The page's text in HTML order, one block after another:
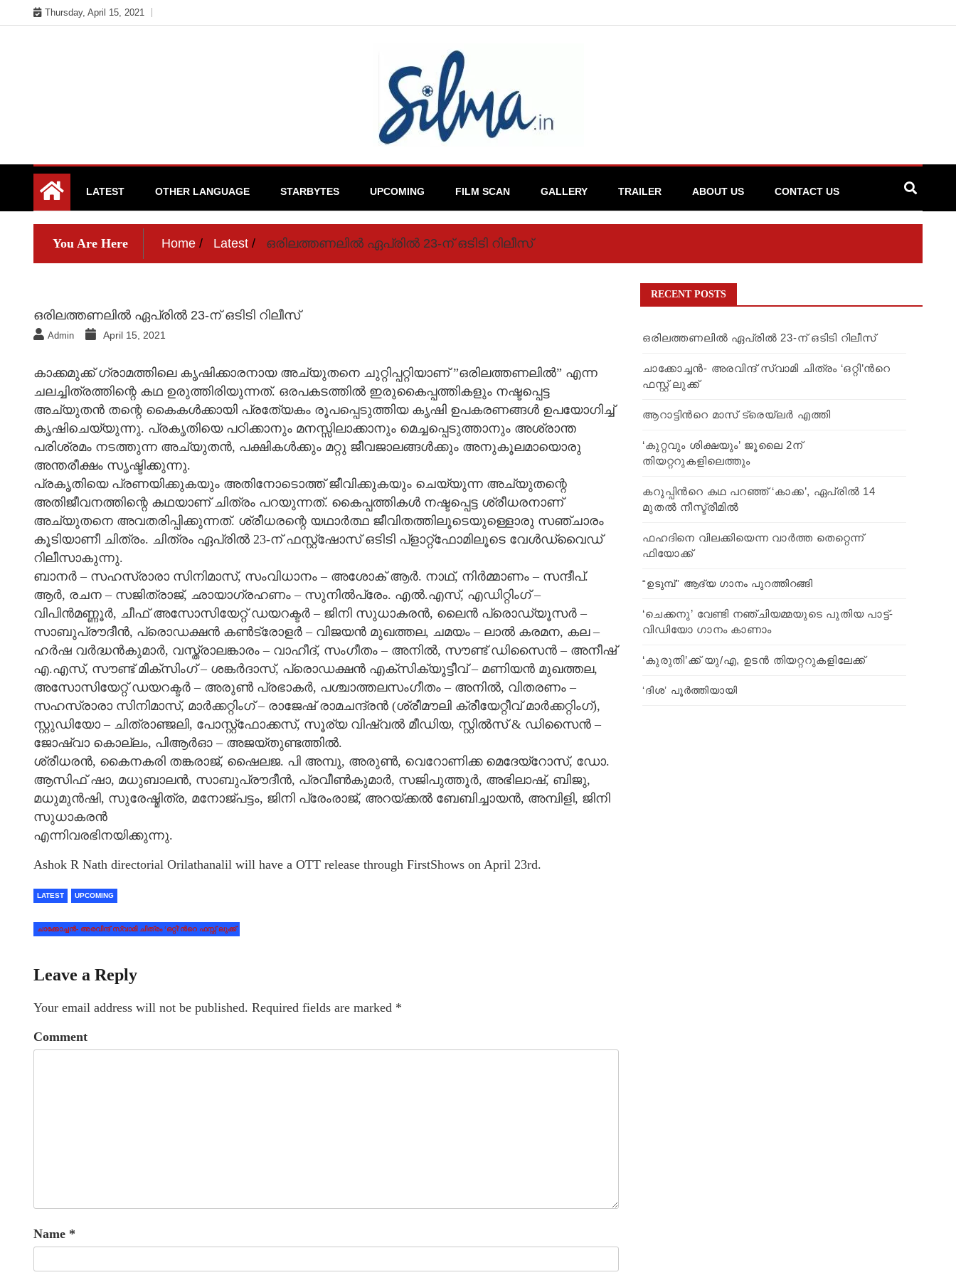
to
Thursday, April 15, 2021
Silma.in
LATEST OTHER LANGUAGE STARBYTES UPCOMING FILM SCAN GALLERY TRAILER ABOUT US CONTACT US
You Are Here Home Latest ഒരിലത്തണലില്‍ ഏപ്രില്‍ 23-ന് ഒടിടി റിലീസ്
ഒരിലത്തണലില്‍ ഏപ്രില്‍ 23-ന് ഒടിടി റിലീസ്
Admin April 15, 2021
കാക്കമുക്ക് ഗ്രാമത്തിലെ കൃഷിക്കാരനായ അച്യുതനെ ചുറ്റിപ്പറ്റിയാണ് ”ഒരിലത്തണലില്‍” എന്ന
ചലച്ചിത്രത്തിന്റെ കഥ ഉരുത്തിരിയുന്നത്. ഒരപകടത്തില്‍ ഇരുകൈപ്പത്തികളും നഷ്ടപ്പെട്ട
അച്യുതന്‍ തന്റെ കൈകള്‍ക്കായി പ്രതേ്യകം രൂപപ്പെടുത്തിയ കൃഷി ഉപകരണങ്ങള്‍ ഉപയോഗിച്ച്
കൃഷിചെയ്യുന്നു. പ്രകൃതിയെ പഠിക്കാനും മനസ്സിലാക്കാനും മെച്ചപ്പെടുത്താനും അശ്രാന്ത
പരിശ്രമം നടത്തുന്ന അച്യുതന്‍, പക്ഷികള്‍ക്കും മറ്റു ജീവജാലങ്ങള്‍ക്കും അനുകൂലമായൊരു
അന്തരീക്ഷം സൃഷ്ടിക്കുന്നു.
പ്രകൃതിയെ പ്രണയിക്കുകയും അതിനോടൊത്ത് ജീവിക്കുകയും ചെയ്യുന്ന അച്യുതന്റെ
അതിജീവനത്തിന്റെ കഥയാണ് ചിത്രം പറയുന്നത്. കൈപ്പത്തികള്‍ നഷ്ടപ്പെട്ട ശ്രീധരനാണ്
അച്യുതനെ അവതരിപ്പിക്കുന്നത്. ശ്രീധരന്റെ യഥാര്‍ത്ഥ ജീവിതത്തിലൂടെയുള്ളൊരു സഞ്ചാരം
കൂടിയാണീ ചിത്രം. ചിത്രം ഏപ്രില്‍ 23-ന് ഫസ്റ്റ്‌ഷോസ് ഒടിടി പ്‌ളാറ്റ്‌ഫോമിലൂടെ വേള്‍ഡ്‌വൈഡ്
റിലീസാകുന്നു.
ബാനര്‍ – സഹസ്രാരാ സിനിമാസ്, സംവിധാനം – അശോക് ആര്‍. നാഥ്, നിര്‍മ്മാണം – സന്ദീപ്.
ആര്‍, രചന – സജിത്‌രാജ്, ഛായാഗ്രഹണം – സുനില്‍പ്രേം. എല്‍.എസ്, എഡിറ്റിംഗ് –
വിപിന്‍മണ്ണൂര്‍, ചീഫ് അസോസിയേറ്റ് ഡയറക്ടര്‍ – ജിനി സുധാകരന്‍, ലൈന്‍ പ്രൊഡ്യൂസര്‍ –
സാബുപ്രൗദീന്‍, പ്രൊഡക്ഷന്‍ കണ്‍ട്രോളര്‍ – വിജയന്‍ മുഖത്തല, ചമയം – ലാല്‍ കരമന, കല –
ഹര്‍ഷ വര്‍ദ്ധന്‍കുമാര്‍, വസ്ത്രാലങ്കാരം – വാഹീദ്, സംഗീതം – അനില്‍, സൗണ്ട് ഡിസൈന്‍ – അനീഷ്
എ.എസ്, സൗണ്ട് മിക്‌സിംഗ് – ശങ്കര്‍ദാസ്, പ്രൊഡക്ഷന്‍ എക്‌സിക്യൂട്ടീവ് – മണിയന്‍ മുഖത്തല,
അസോസിയേറ്റ് ഡയറക്ടര്‍ – അരുണ്‍ പ്രഭാകര്‍, പശ്ചാത്തലസംഗീതം – അനില്‍, വിതരണം –
സഹസ്രാരാ സിനിമാസ്, മാര്‍ക്കറ്റിംഗ് – രാജേഷ് രാമചന്ദ്രന്‍ (ശ്രീമൗലി ക്രീയേറ്റീവ് മാര്‍ക്കറ്റിംഗ്),
സ്റ്റുഡിയോ – ചിത്രാഞ്ജലി, പോസ്റ്റ്‌ഫോക്കസ്, സൂര്യ വിഷ്വല്‍ മീഡിയ, സ്റ്റില്‍സ് & ഡിസൈന്‍ –
ജോഷ്വാ കൊല്ലം, പിആര്‍ഓ – അജയ്തുണ്ടത്തില്‍.
ശ്രീധരന്‍, കൈനകരി തങ്കരാജ്, ഷൈലജ. പി അമ്പു, അരുണ്‍, വെറോണിക്ക മെദേയ്‌റോസ്, ഡോ.
ആസിഫ് ഷാ, മധുബാലന്‍, സാബുപ്രൗദീന്‍, പ്രവീണ്‍കുമാര്‍, സജിപുത്തൂര്‍, അഭിലാഷ്, ബിജു,
മധുമുന്‍ഷി, സുരേഷ്മിത്ര, മനോജ്പട്ടം, ജിനി പ്രേംരാജ്, അറയ്ക്കല്‍ ബേബിച്ചായന്‍, അമ്പിളി, ജിനി
സുധാകരന്‍
എന്നിവരഭിനയിക്കുന്നു.
Ashok R Nath directorial Orilathanalil will have a OTT release through FirstShows on April 23rd.
LATEST UPCOMING
ചാക്കോച്ചന്‍- അരവിന്ദ് സ്വാമി ചിത്രം ‘ഒറ്റി’ന്‍റെ ഫസ്റ്റ് ലുക്ക്
Leave a Reply
Your email address will not be published. Required fields are marked *
Comment
Name *
RECENT POSTS
ഒരിലത്തണലില്‍ ഏപ്രില്‍ 23-ന് ഒടിടി റിലീസ്
ചാക്കോച്ചന്‍- അരവിന്ദ് സ്വാമി ചിത്രം ‘ഒറ്റി’ന്‍റെ
ഫസ്റ്റ് ലുക്ക്
ആറാട്ടിന്‍റെ മാസ് ട്രെയ്‍ലര്‍ എത്തി
‘കുറ്റവും ശിക്ഷയും’ ജൂലൈ 2ന്
തിയറ്ററുകളിലെത്തും
കറുപ്പിന്‍റെ കഥ പറഞ്ഞ് ‘കാക്ക’, ഏപ്രിൽ 14
മുതൽ നീസ്ട്രീമിൽ
ഫഹദിനെ വിലക്കിയെന്ന വാര്‍ത്ത തെറ്റെന്ന്
ഫിയോക്ക്
“ഉടുമ്പ്” ആദ്യ ഗാനം പുറത്തിറങ്ങി
‘ചെക്കനു’ വേണ്ടി നഞ്ചിയമ്മയുടെ പുതിയ പാട്ട്-
വിഡിയോ ഗാനം കാണാം
‘കുരുതി’ക്ക് യു/എ, ഉടന്‍ തിയറ്ററുകളിലേക്ക്
‘ദിശ’ പൂർത്തിയായി